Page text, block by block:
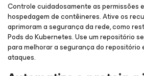
Controle cuidadosamente as permissões
hospedagem de contêineres. Ative os
aprimoram a segurança da rede, como
Pods do Kubernetes. Use um repositório
para melhorar a segurança do
ataques.